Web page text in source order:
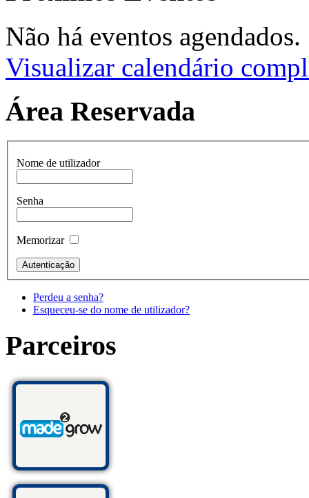
Não há eventos agendados.
Visualizar calendário
Área Reservada
Nome de utilizador
Senha
Memorizar
Perdeu a senha?
Esqueceu-se do nome de utilizador?
Parceiros